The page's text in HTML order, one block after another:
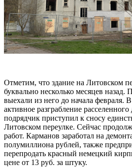
Отметим, что здание на Литовском
буквально несколько месяцев назад.
выехали из него до начала февраля.
активное разграбление
подрядчик приступил к сносу
Литовском переулке. Сейчас
работ. Карманов заработал на
полумиллиона рублей, также
перепродать красный немецкий
цене от 13 руб. за штуку.